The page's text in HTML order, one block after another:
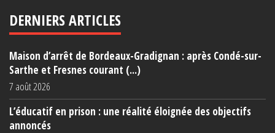
DERNIERS ARTICLES
Maison d’arrêt de Bordeaux-Gradignan : après Condé-sur-
Sarthe et Fresnes courant (...)
7 août 2026
L’éducatif en prison : une réalité éloignée des objectifs
annoncés